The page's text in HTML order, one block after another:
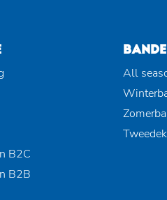
B2C
B2B
All